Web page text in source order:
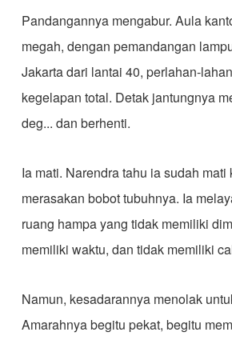
​Pandangannya mengabur. Aula
megah, dengan pemandangan
Jakarta dari lantai 40, perlahan-
kegelapan total. Detak jantungnya
deg... dan berhenti.
​Ia mati. Narendra tahu ia sudah
merasakan bobot tubuhnya. Ia
ruang hampa yang tidak memiliki
memiliki waktu, dan tidak memiliki
​Namun, kesadarannya menolak
Amarahnya begitu pekat, begitu